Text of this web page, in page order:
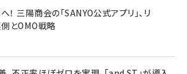
三陽商会の「SANYO公式アプリ」、リ
とOMO戦略